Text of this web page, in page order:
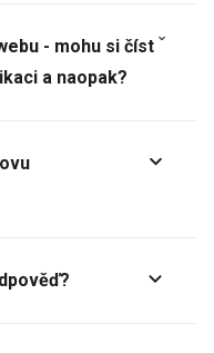
- mohu si číst
a naopak?